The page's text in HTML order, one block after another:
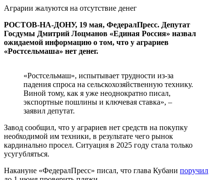
Аграрии жалуются на отсутствие денег
РОСТОВ-НА-ДОНУ, 19 мая, ФедералПресс. Депутат
Госдумы Дмитрий Лоцманов «Единая Россия» назвал
ожидаемой информацию о том, что у аграриев
«Ростсельмаша» нет денег.
«Ростсельмаш», испытывает трудности из-за
падения спроса на сельскохозяйственную технику.
Виной тому, как я уже неоднократно писал,
экспортные пошлины и ключевая ставка», –
заявил депутат.
Завод сообщил, что у аграриев нет средств на покупку
необходимой им техники, в результате чего рынок
кардинально просел. Ситуация в 2025 году стала только
усугубляться.
Накануне «ФедералПресс» писал, что глава Кубани поручил